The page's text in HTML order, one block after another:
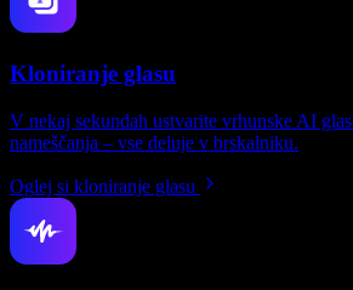
Kloniranje glasu
V nekaj sekundah ustvarite vrhunske AI
nameščanja – vse deluje v brskalniku.
Oglej si kloniranje glasu